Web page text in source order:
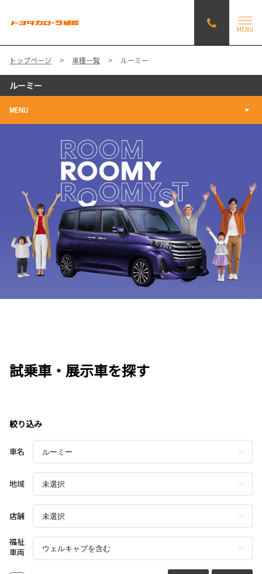
MENU
トップページ 車種一覧 ルーミー
ルーミー
MENU
試乗車・展示車を探す
絞り込み
車名
地域
店舗
福祉
車両